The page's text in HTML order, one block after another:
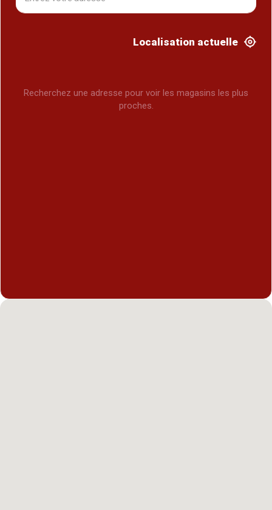
Localisation actuelle
Recherchez une adresse pour voir les magasins les plus
proches.